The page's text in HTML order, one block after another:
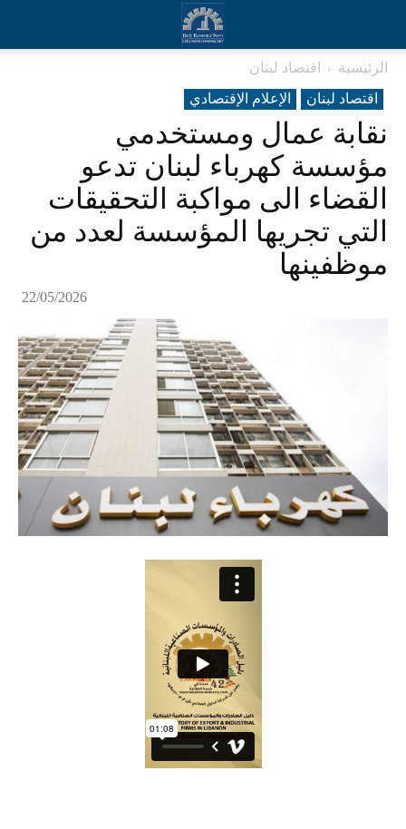
الرئيسية
اقتصاد لبنان
اقتصاد لبنان
الإعلام الإقتصادي
نقابة عمال ومستخدمي
مؤسسة كهرباء لبنان تدعو
القضاء الى مواكبة التحقيقات
التي تجريها المؤسسة لعدد من
موظفينها
22/05/2026